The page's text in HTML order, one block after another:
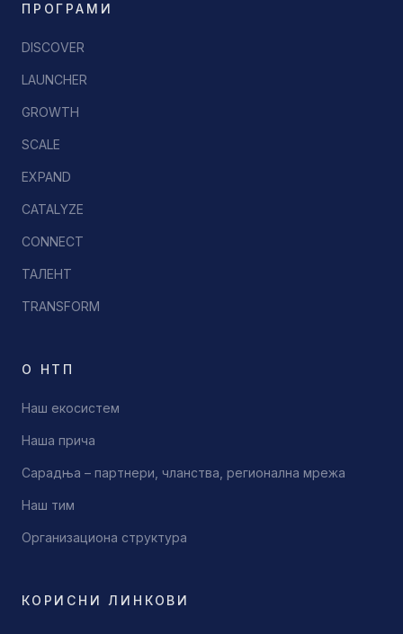
ПРОГРАМИ
DISCOVER
LAUNCHER
GROWTH
SCALE
EXPAND
CATALYZE
CONNECT
ТАЛЕНТ
TRANSFORM
О НТП
Наш екосистем
Наша прича
Сарадња – партнери, чланства, регионална мрежа
Наш тим
Организациона структура
КОРИСНИ ЛИНКОВИ